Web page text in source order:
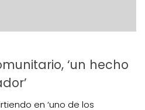
‘un hecho
en ‘uno de los